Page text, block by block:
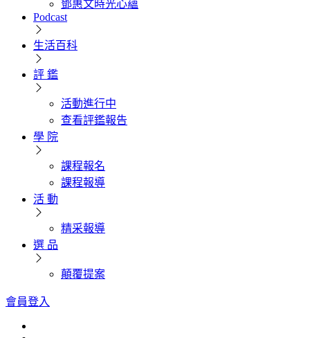
鄧惠文時光心蘊
Podcast
生活百科
評 鑑
活動進行中
查看評鑑報告
學 院
課程報名
課程報導
活 動
精采報導
選 品
顛覆提案
會員登入